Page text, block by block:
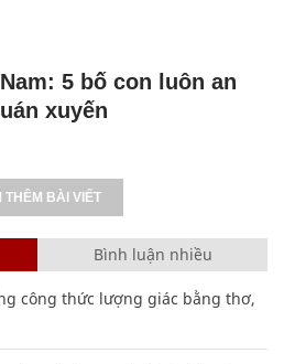
5 bố con luôn an
xuyến
THÊM BÀI VIẾT
Bình luận nhiều
công thức lượng giác bằng thơ,